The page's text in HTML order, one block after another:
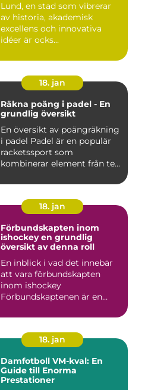
Lund, en stad som vibrerar
av historia, akademisk
excellens och innovativa
idéer är ocks...
18. jan
Räkna poäng i padel - En
grundlig översikt
En översikt av poängräkning
i padel Padel är en populär
racketssport som
kombinerar element från te...
18. jan
Förbundskapten inom
ishockey en grundlig
översikt av denna roll
En inblick i vad det innebär
att vara förbundskapten
inom ishockey
Förbundskaptenen är en
18. jan
Damfotboll VM-kval: En
Guide till Enorma
Prestationer